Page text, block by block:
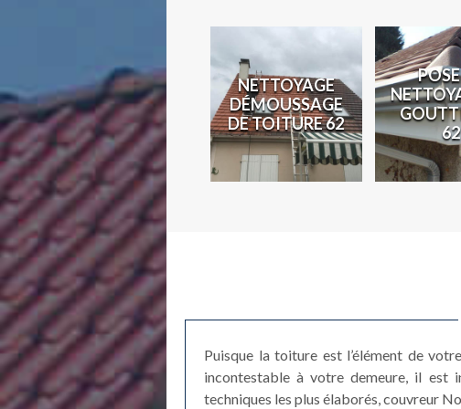
COUVREUR 62
NETTOYAGE
DÉMOUSSAGE
DE TOITURE 62
62
Puisque la toiture est l’élément de
incontestable à votre demeure, il est
techniques les plus élaborés, couvreur